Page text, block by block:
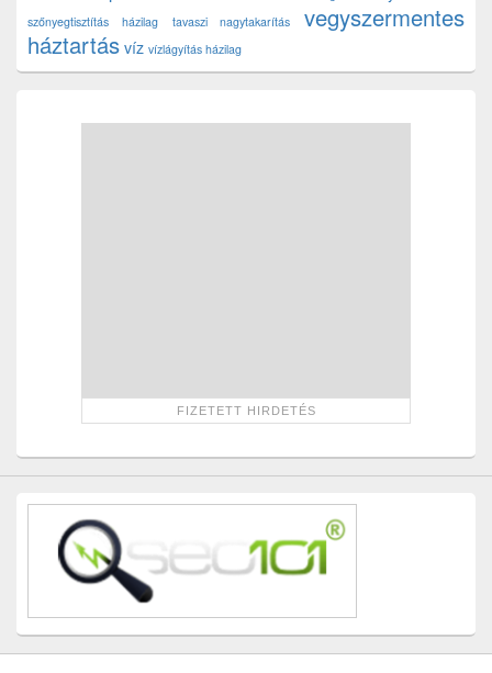
szőnyegtisztítás házilag tavaszi nagytakarítás
vegyszermentes
háztartás víz vízlágyítás házilag